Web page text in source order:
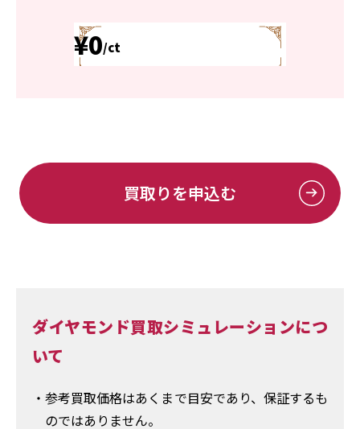
¥0/ct
買取りを申込む
ダイヤモンド買取シミュレーションにつ
いて
・参考買取価格はあくまで目安であり、保証するも
のではありません。